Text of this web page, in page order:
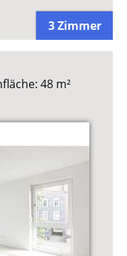
3 Zimmer
48 m²